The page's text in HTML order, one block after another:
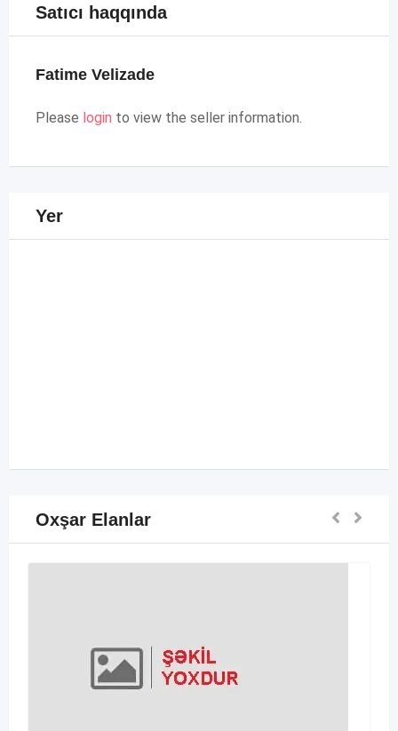
Satıcı haqqında
Fatime Velizade
Please login to view the seller information.
Yer
Oxşar Elanlar